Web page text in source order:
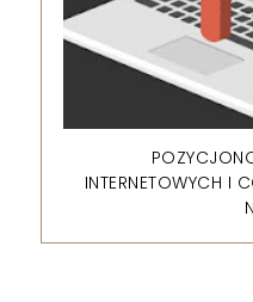
INTERNETOWYCH I